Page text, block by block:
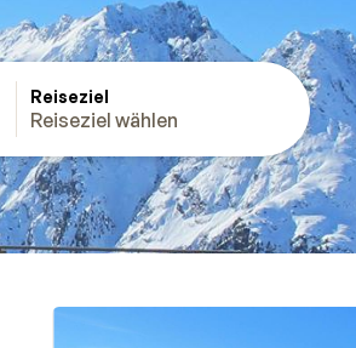
Reiseziel
Reiseziel wählen